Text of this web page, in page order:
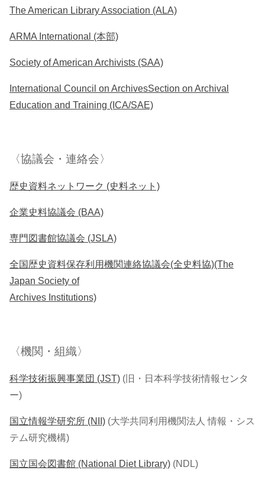
The American Library Association (ALA)
ARMA International (本部)
Society of American Archivists (SAA)
International Council on ArchivesSection on Archival
Education and Training (ICA/SAE)
〈協議会・連絡会〉
歴史資料ネットワーク (史料ネット)
企業史料協議会 (BAA)
専門図書館協議会 (JSLA)
全国歴史資料保存利用機関連絡協議会(全史料協)(The
Japan Society of
Archives Institutions)
〈機関・組織〉
科学技術振興事業団 (JST) (旧・日本科学技術情報センタ
ー)
国立情報学研究所 (NII) (大学共同利用機関法人 情報・シス
テム研究機構)
国立国会図書館 (National Diet Library) (NDL)